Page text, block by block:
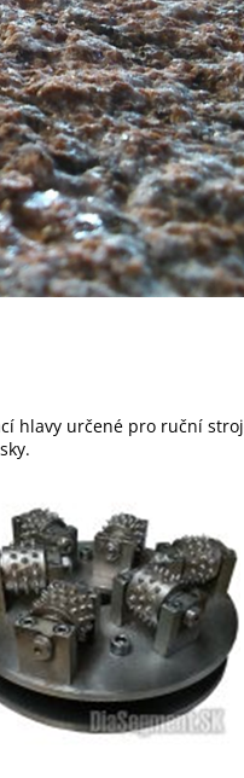
hlavy určené pro ruční